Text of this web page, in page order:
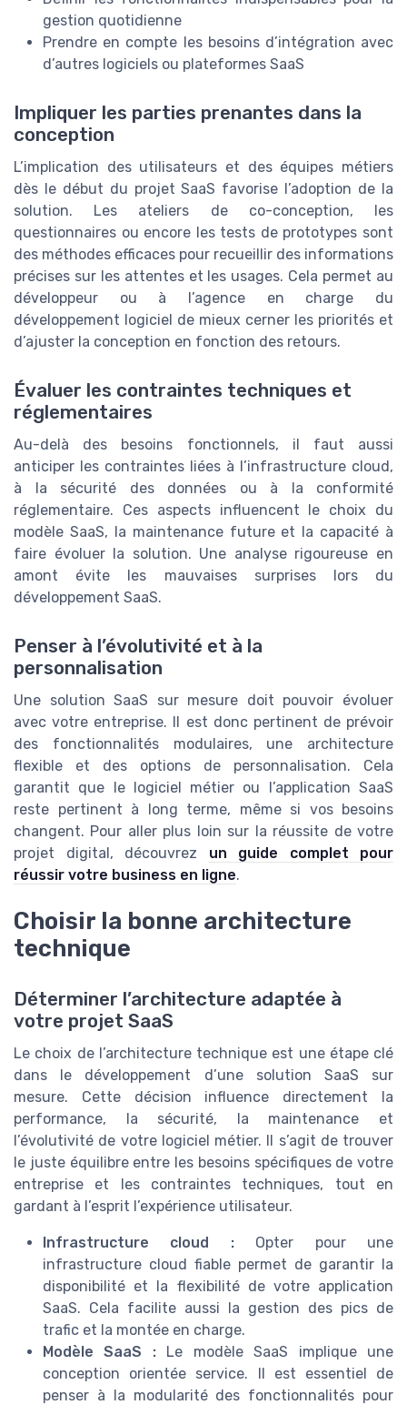
gestion quotidienne
Prendre en compte les besoins d’intégration avec
d’autres logiciels ou plateformes SaaS
Impliquer les parties prenantes dans la
conception
L’implication des utilisateurs et des équipes métiers
dès le début du projet SaaS favorise l’adoption de la
solution. Les ateliers de co-conception, les
questionnaires ou encore les tests de prototypes sont
des méthodes efficaces pour recueillir des informations
précises sur les attentes et les usages. Cela permet au
développeur ou à l’agence en charge du
développement logiciel de mieux cerner les priorités et
d’ajuster la conception en fonction des retours.
Évaluer les contraintes techniques et
réglementaires
Au-delà des besoins fonctionnels, il faut aussi
anticiper les contraintes liées à l’infrastructure cloud,
à la sécurité des données ou à la conformité
réglementaire. Ces aspects influencent le choix du
modèle SaaS, la maintenance future et la capacité à
faire évoluer la solution. Une analyse rigoureuse en
amont évite les mauvaises surprises lors du
développement SaaS.
Penser à l’évolutivité et à la
personnalisation
Une solution SaaS sur mesure doit pouvoir évoluer
avec votre entreprise. Il est donc pertinent de prévoir
des fonctionnalités modulaires, une architecture
flexible et des options de personnalisation. Cela
garantit que le logiciel métier ou l’application SaaS
reste pertinent à long terme, même si vos besoins
changent. Pour aller plus loin sur la réussite de votre
projet digital, découvrez un guide complet pour
réussir votre business en ligne.
Choisir la bonne architecture
technique
Déterminer l’architecture adaptée à
votre projet SaaS
Le choix de l’architecture technique est une étape clé
dans le développement d’une solution SaaS sur
mesure. Cette décision influence directement la
performance, la sécurité, la maintenance et
l’évolutivité de votre logiciel métier. Il s’agit de trouver
le juste équilibre entre les besoins spécifiques de votre
entreprise et les contraintes techniques, tout en
gardant à l’esprit l’expérience utilisateur.
Infrastructure cloud :Opter pour une
infrastructure cloud fiable permet de garantir la
disponibilité et la flexibilité de votre application
SaaS. Cela facilite aussi la gestion des pics de
trafic et la montée en charge.
Modèle SaaS :Le modèle SaaS implique une
conception orientée service. Il est essentiel de
penser à la modularité des fonctionnalités pour